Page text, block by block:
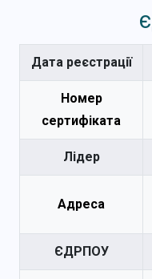
Дата реєстрації
Номер
сертифіката
Лідер
Адреса
ЄДРПОУ